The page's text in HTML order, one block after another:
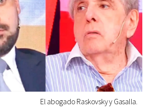
El abogado Raskovsky y Gasalla.